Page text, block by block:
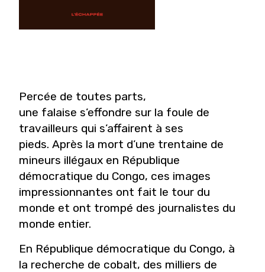
Percée de toutes parts,
une falaise s’effondre sur la foule de
travailleurs qui s’affairent à ses
pieds. Après la mort d’une trentaine de
mineurs illégaux en République
démocratique du Congo, ces images
impressionnantes ont fait le tour du
monde et ont trompé des journalistes du
monde entier.
En République démocratique du Congo, à
la recherche de cobalt, des milliers de